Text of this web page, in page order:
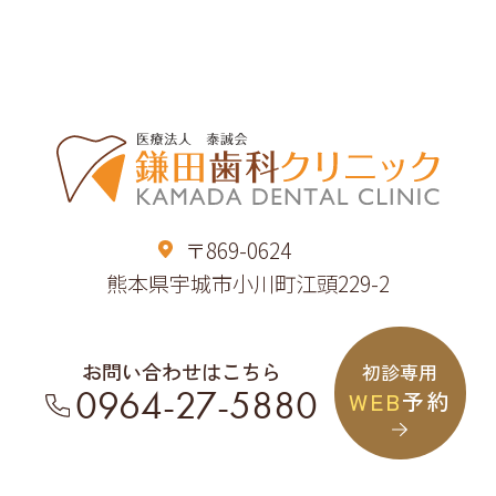
〒869-0624
熊本県宇城市小川町江頭229-2
お問い合わせはこちら
0964-27-5880
初診専用
WEB予約